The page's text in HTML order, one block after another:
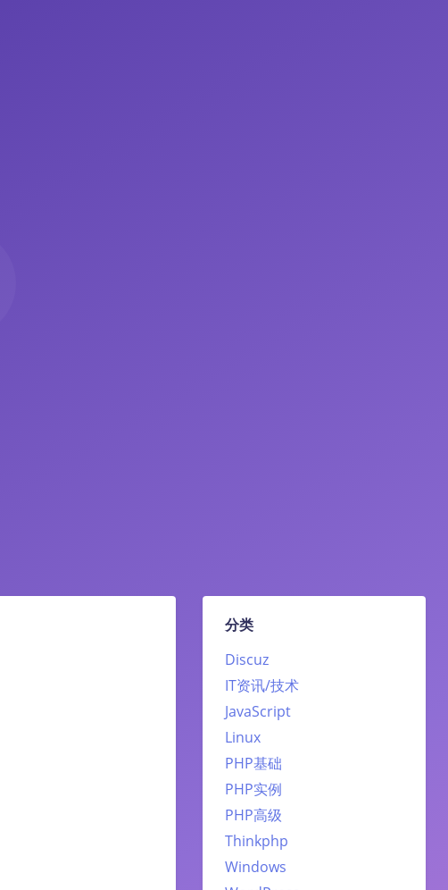
分类
Discuz
IT资讯/技术
JavaScript
Linux
PHP基础
PHP实例
PHP高级
Thinkphp
Windows